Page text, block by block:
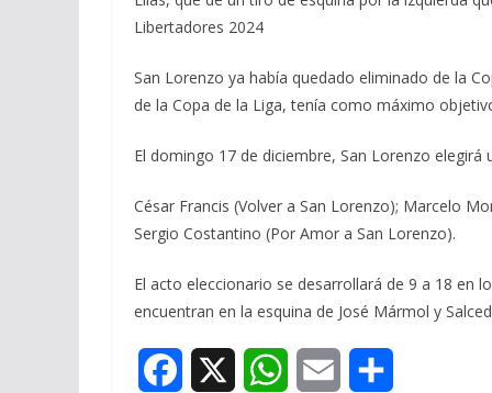
Libertadores 2024
San Lorenzo ya había quedado eliminado de la
de la Copa de la Liga, tenía como máximo
El domingo 17 de diciembre, San Lorenzo
César Francis (Volver a San Lorenzo); Marcelo
Sergio Costantino (Por Amor a San Lorenzo).
El acto eleccionario se desarrollará de 9 a 18 en
encuentran en la esquina de José Mármol y
W